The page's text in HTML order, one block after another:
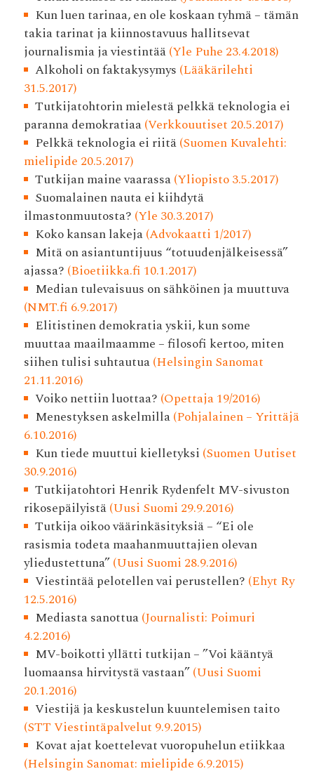
Kun luen tarinaa, en ole koskaan tyhmä – tämän
takia tarinat ja kiinnostavuus hallitsevat
journalismia ja viestintää(Yle Puhe 23.4.2018)
Alkoholi on faktakysymys (Lääkärilehti
31.5.2017)
Tutkijatohtorin mielestä pelkkä teknologia ei
paranna demokratiaa(Verkkouutiset 20.5.2017)
Pelkkä teknologia ei riitä(Suomen Kuvalehti:
mielipide 20.5.2017)
Tutkijan maine vaarassa(Yliopisto 3.5.2017)
Suomalainen nauta ei kiihdytä
ilmastonmuutosta? (Yle 30.3.2017)
Koko kansan lakeja(Advokaatti 1/2017)
Mitä on asiantuntijuus “totuudenjälkeisessä”
ajassa? (Bioetiikka.fi 10.1.2017)
Median tulevaisuus on sähköinen ja muuttuva
(NMT.fi 6.9.2017)
Elitistinen demokratia yskii, kun some
muuttaa maailmaamme – filosofi kertoo, miten
siihen tulisi suhtautua(Helsingin Sanomat
21.11.2016)
Voiko nettiin luottaa? (Opettaja 19/2016)
Menestyksen askelmilla(Pohjalainen – Yrittäjä
6.10.2016)
Kun tiede muuttui kielletyksi (Suomen Uutiset
30.9.2016)
Tutkijatohtori Henrik Rydenfelt MV-sivuston
rikosepäilyistä(Uusi Suomi 29.9.2016)
Tutkija oikoo väärinkäsityksiä – “Ei ole
rasismia todeta maahanmuuttajien olevan
yliedustettuna”(Uusi Suomi 28.9.2016)
Viestintää pelotellen vai perustellen? (Ehyt Ry
12.5.2016)
Mediasta sanottua(Journalisti: Poimuri
4.2.2016)
MV-boikotti yllätti tutkijan – ”Voi kääntyä
luomaansa hirvitystä vastaan”(Uusi Suomi
20.1.2016)
Viestijä ja keskustelun kuuntelemisen taito
(STT Viestintäpalvelut 9.9.2015)
Kovat ajat koettelevat vuoropuhelun etiikkaa
(Helsingin Sanomat: mielipide 6.9.2015)